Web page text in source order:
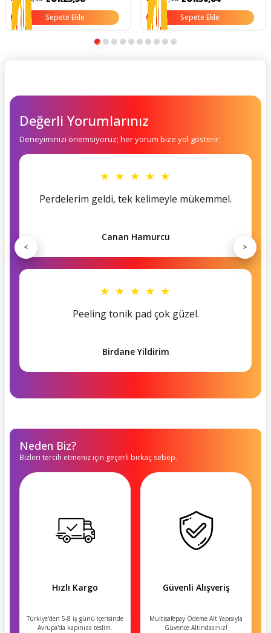
Sepete Ekle Sepete Ekle
Değerli Yorumlarınız
Deneyiminizi önemsiyoruz; her yorum bize yol gösterir.
★ ★ ★ ★ ★
Perdelerim geldi, tek kelimeyle mükemmel.
Canan Hamurcu
★ ★ ★ ★ ★
Peeling tonik pad çok güzel.
Birdane Yildirim
< >
Neden Biz?
Bizleri tercih etmeniz için geçerli birkaç sebep.
Hızlı Kargo
Türkiye'den 5-8 iş günü içerisinde
Avrupa'da kapınıza teslim.
Güvenli Alışveriş
Multisafepay Ödeme Alt Yapısıyla
Güvence Altındasınız!